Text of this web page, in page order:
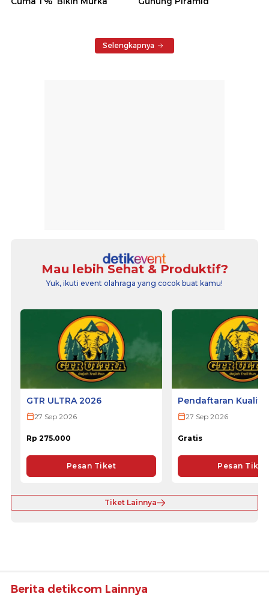
Selengkapnya
Mau lebih Sehat & Produktif?
Yuk, ikuti event olahraga yang cocok buat kamu!
GTR ULTRA 2026
27 Sep 2026
Rp 275.000
Pesan Tiket
Pendaftaran
ULTRA 2026
27 Sep 2026
Gratis
Pesan Tiket
Tiket Lainnya
Berita detikcom Lainnya